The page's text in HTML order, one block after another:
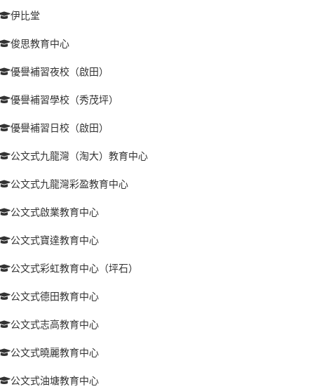
伊比堂
俊思教育中心
優譽補習夜校（啟田）
優譽補習學校（秀茂坪）
優譽補習日校（啟田）
公文式九龍灣（淘大）教育中心
公文式九龍灣彩盈教育中心
公文式啟業教育中心
公文式寶達教育中心
公文式彩虹教育中心（坪石）
公文式德田教育中心
公文式志高教育中心
公文式曉麗教育中心
公文式油塘教育中心